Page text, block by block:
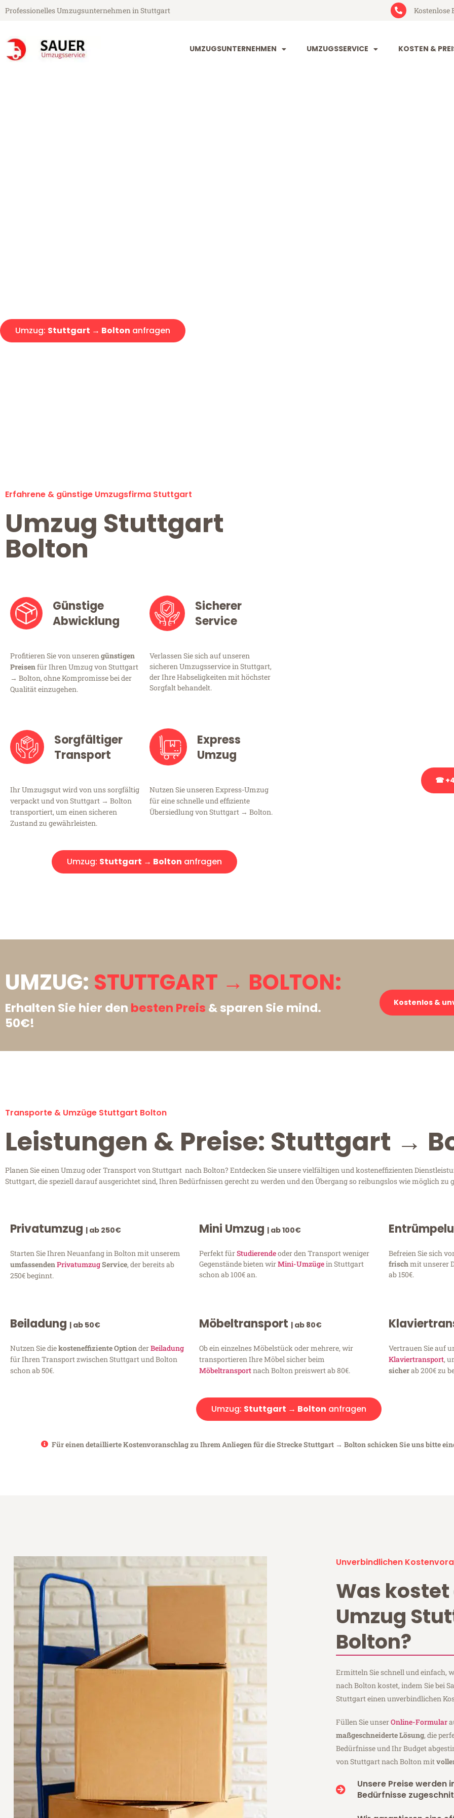
Professionelles Umzugsunternehmen in Stuttgart Kostenlose
UMZUGSUNTERNEHMEN UMZUGSSERVICE KOSTEN &
Umzug: Stuttgart → Bolton anfragen
Erfahrene & günstige Umzugsfirma Stuttgart
Umzug Stuttgart
Bolton
Günstige
Abwicklung
Profitieren Sie von unserengünstigen
Preisenfür Ihren Umzug von Stuttgart
→ Bolton, ohne Kompromisse bei der
Qualität einzugehen.
Sicherer
Service
Verlassen Sie sich auf unseren
sicheren Umzugsservice in Stuttgart,
der Ihre Habseligkeiten mit höchster
Sorgfalt behandelt.
Sorgfältiger
Transport
Ihr Umzugsgut wird von uns sorgfältig
verpackt und von Stuttgart → Bolton
transportiert, um einen sicheren
Zustand zu gewährleisten.
Express
Umzug
Nutzen Sie unseren Express-Umzug
für eine schnelle und effiziente
Übersiedlung von Stuttgart → Bolton.
Umzug: Stuttgart → Bolton anfragen
☎
UMZUG: STUTTGART → BOLTON:
Erhalten Sie hier den besten Preis & sparen Sie mind.
50€!
Kostenlos &
Transporte & Umzüge Stuttgart Bolton
Leistungen & Preise: Stuttgart →
Planen Sie einen Umzug oder Transport von Stuttgart nach Bolton? Entdecken Sie unsere vielfältigen und kosteneffizienten
Stuttgart, die speziell darauf ausgerichtet sind, Ihren Bedürfnissen gerecht zu werden und den Übergang so reibungslos wie möglich zu
Privatumzug | ab 250€
Starten Sie Ihren Neuanfang in Bolton mit unserem
umfassendenPrivatumzugService, der bereits ab
250€ beginnt.
Mini Umzug | ab 100€
Perfekt fürStudierendeoder den Transport weniger
Gegenstände bieten wirMini-Umzügein Stuttgart
schon ab 100€ an.
Befreien Sie sich
frischmit unserer
ab 150€.
Beiladung | ab 50€
Nutzen Sie diekosteneffiziente OptionderBeiladung
für Ihren Transport zwischen Stuttgart und Bolton
schon ab 50€.
Möbeltransport | ab 80€
Ob ein einzelnes Möbelstück oder mehrere, wir
transportieren Ihre Möbel sicher beim
Möbeltransportnach Bolton preiswert ab 80€.
Vertrauen Sie auf
Klaviertransport,
sicherab 200€ zu
Umzug: Stuttgart → Bolton anfragen
Für einen detaillierte Kostenvoranschlag zu Ihrem Anliegen für die Strecke Stuttgart → Bolton schicken Sie uns bitte
Unverbindlichen
Was kostet
Umzug
Bolton?
Ermitteln Sie schnell und einfach,
nach Bolton kostet, indem Sie bei
Stuttgart einen unverbindlichen
Füllen Sie unserOnline-Formular
maßgeschneiderte Lösung, die
Bedürfnisse und Ihr Budget
von Stuttgart nach Bolton mit
Unsere Preise werden
Bedürfnisse